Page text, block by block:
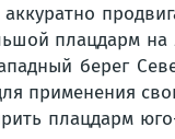
плацдарм на
берег
применения
плацдарм